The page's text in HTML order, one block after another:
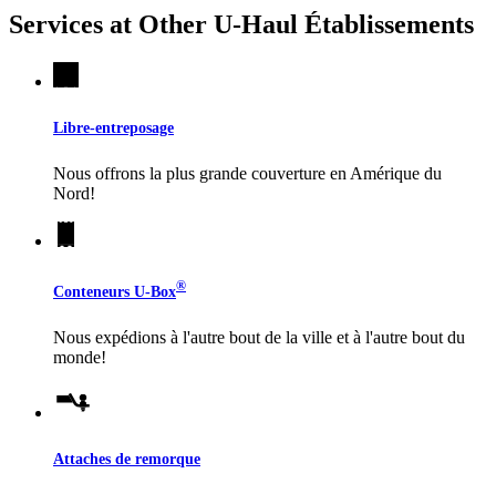
Services at Other U-Haul Établissements
Libre-entreposage
Nous offrons la plus grande couverture en Amérique du
Nord!
Conteneurs U-Box®
Nous expédions à l'autre bout de la ville et à l'autre bout du
monde!
Attaches de remorque